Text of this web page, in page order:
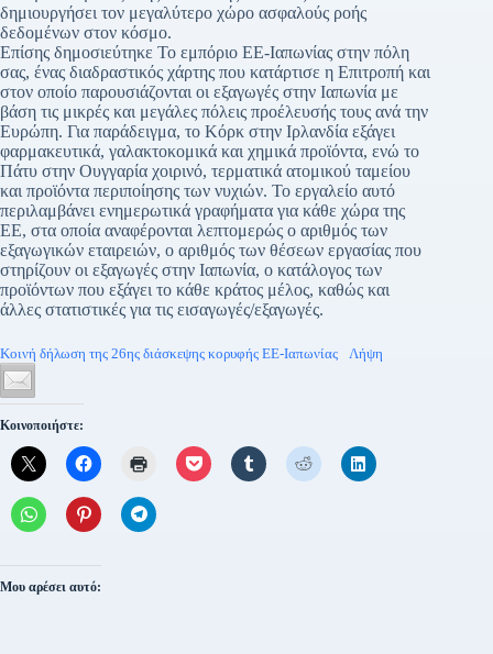
δημιουργήσει τον μεγαλύτερο χώρο ασφαλούς ροής
δεδομένων στον κόσμο.
Επίσης δημοσιεύτηκε Το εμπόριο ΕΕ-Ιαπωνίας στην πόλη
σας, ένας διαδραστικός χάρτης που κατάρτισε η Επιτροπή και
στον οποίο παρουσιάζονται οι εξαγωγές στην Ιαπωνία με
βάση τις μικρές και μεγάλες πόλεις προέλευσής τους ανά την
Ευρώπη. Για παράδειγμα, το Κόρκ στην Ιρλανδία εξάγει
φαρμακευτικά, γαλακτοκομικά και χημικά προϊόντα, ενώ το
Πάτυ στην Ουγγαρία χοιρινό, τερματικά ατομικού ταμείου
και προϊόντα περιποίησης των νυχιών. Το εργαλείο αυτό
περιλαμβάνει ενημερωτικά γραφήματα για κάθε χώρα της
ΕΕ, στα οποία αναφέρονται λεπτομερώς ο αριθμός των
εξαγωγικών εταιρειών, ο αριθμός των θέσεων εργασίας που
στηρίζουν οι εξαγωγές στην Ιαπωνία, ο κατάλογος των
προϊόντων που εξάγει το κάθε κράτος μέλος, καθώς και
άλλες στατιστικές για τις εισαγωγές/εξαγωγές.
Κοινή δήλωση της 26ης διάσκεψης κορυφής ΕΕ-Ιαπωνίας Λήψη
Κοινοποιήστε:
Μου αρέσει αυτό: